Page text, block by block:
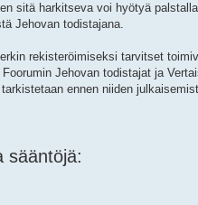
sitä harkitseva voi hyötyä
Jehovan todistajana.
rekisteröimiseksi tarvitset
Jehovan todistajat ja
ennen niiden
sääntöjä: